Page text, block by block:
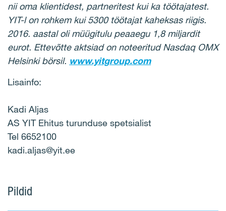
nii oma klientidest, partneritest kui ka töötajatest.
YIT-l on rohkem kui 5300 töötajat kaheksas riigis.
2016. aastal oli müügitulu peaaegu 1,8 miljardit
eurot. Ettevõtte aktsiad on noteeritud Nasdaq OMX
Helsinki börsil. www.yitgroup.com
Lisainfo:
Kadi Aljas
AS YIT Ehitus turunduse spetsialist
Tel 6652100
kadi.aljas@yit.ee
Pildid